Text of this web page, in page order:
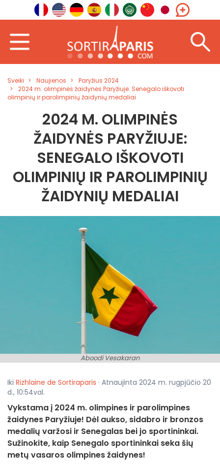
Sveiki Naujienos
Paryžius 2024
2024 m. olimpinės žaidynės Paryžiuje: Senegalo iškovoti
olimpinių ir parolimpinių žaidynių medaliai
2024 M. OLIMPINĖS
ŽAIDYNĖS PARYŽIUJE:
SENEGALO IŠKOVOTI
OLIMPINIŲ IR PAROLIMPINIŲ
ŽAIDYNIŲ MEDALIAI
Aboodi Vesakaran
Iki Rizhlaine de Sortiraparis · Atnaujinta 2024 m. rugpjūčio 20
d., 10:54val.
Vykstama į 2024 m. olimpines ir parolimpines
žaidynes Paryžiuje! Dėl aukso, sidabro ir bronzos
medalių varžosi ir Senegalas bei jo sportininkai.
Sužinokite, kaip Senegalo sportininkai seka šių
metų vasaros olimpines žaidynes!